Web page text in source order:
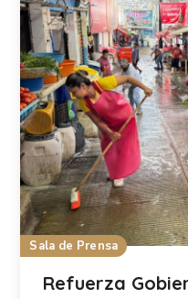
Sala de Prensa
Refuerza